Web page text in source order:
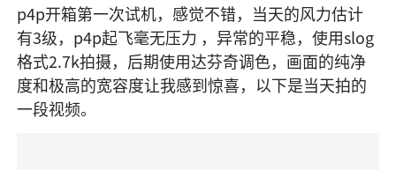
p4p开箱第一次试机，感觉不错，当天的风力估计
有3级，p4p起飞毫无压力 ，异常的平稳，使用slog
格式2.7k拍摄，后期使用达芬奇调色，画面的纯净
度和极高的宽容度让我感到惊喜，以下是当天拍的
一段视频。